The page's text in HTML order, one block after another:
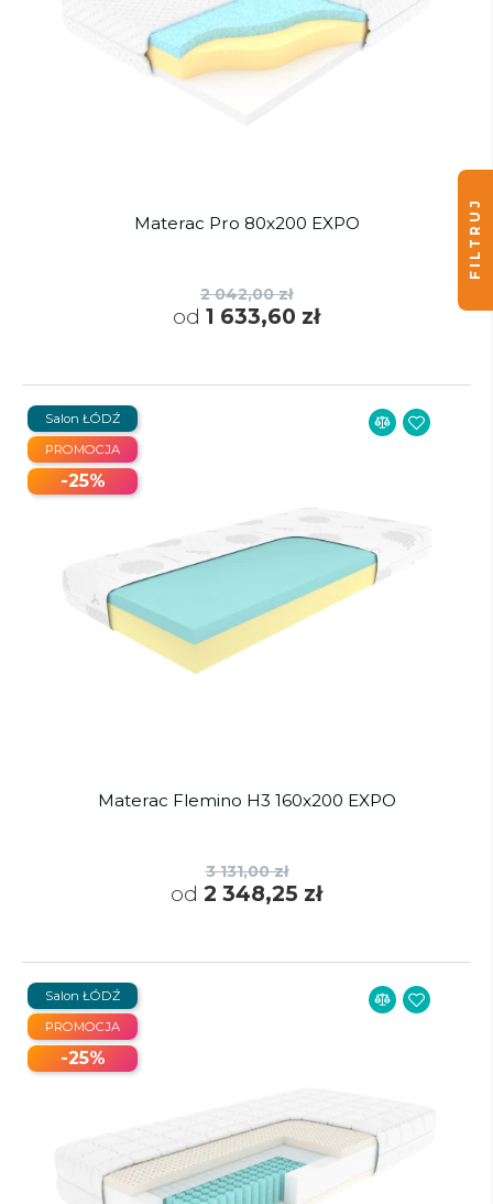
Materac Pro 80x200 EXPO
2 042,00 zł
od 1 633,60 zł
Materac Flemino H3 160x200 EXPO
3 131,00 zł
od 2 348,25 zł
PROMOCJA
-25%
Salon ŁÓDŹ
PROMOCJA
-25%
Salon ŁÓDŹ
FILTRUJ